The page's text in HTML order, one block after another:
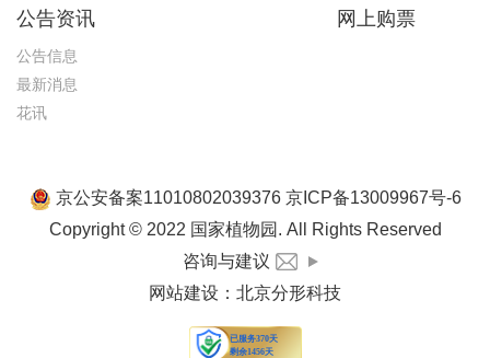
公告资讯
公告信息
最新消息
花讯
网上购票
京公安备案11010802039376 京ICP备13009967号-6
Copyright © 2022 国家植物园. All Rights Reserved
咨询与建议
网站建设 ： 北京分形科技